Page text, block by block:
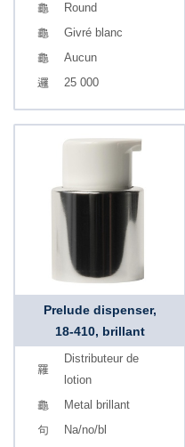
Round
Givré blanc
Aucun
25 000
Prelude dispenser,
18-410, brillant
Distributeur de
lotion
Metal brillant
Na/no/bl